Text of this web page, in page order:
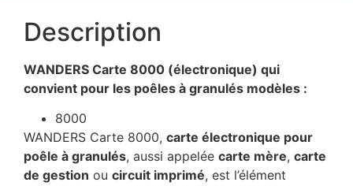
Description
WANDERS Carte 8000 (électronique) qui
convient pour les poêles à granulés modèles :
8000
WANDERS Carte 8000, carte électronique pour
poêle à granulés, aussi appelée carte mère, carte
de gestion ou circuit imprimé, est l’élément